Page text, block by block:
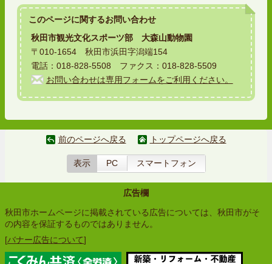
このページに関するお問い合わせ
秋田市観光文化スポーツ部 大森山動物園
〒010-1654 秋田市浜田字潟端154
電話：018-828-5508 ファクス：018-828-5509
お問い合わせは専用フォームをご利用ください。
前のページへ戻る トップページへ戻る
表示 PC スマートフォン
広告欄
秋田市ホームページに掲載されている広告については、秋田市がそ
の内容を保証するものではありません。
[バナー広告について]